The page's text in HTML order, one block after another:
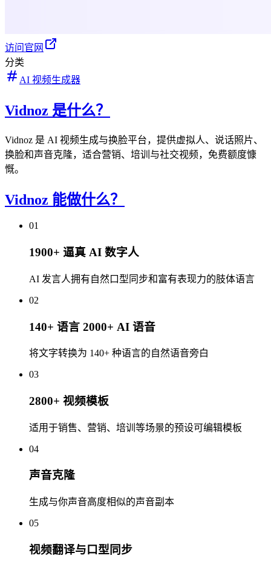
访问官网
分类
AI 视频生成器
Vidnoz 是什么？
Vidnoz 是 AI 视频生成与换脸平台，提供虚拟人、说话照片、
换脸和声音克隆，适合营销、培训与社交视频，免费额度慷
慨。
Vidnoz 能做什么？
01
1900+ 逼真 AI 数字人
AI 发言人拥有自然口型同步和富有表现力的肢体语言
02
140+ 语言 2000+ AI 语音
将文字转换为 140+ 种语言的自然语音旁白
03
2800+ 视频模板
适用于销售、营销、培训等场景的预设可编辑模板
04
声音克隆
生成与你声音高度相似的声音副本
05
视频翻译与口型同步